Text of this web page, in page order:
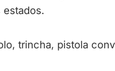
estados.
trincha, pistola